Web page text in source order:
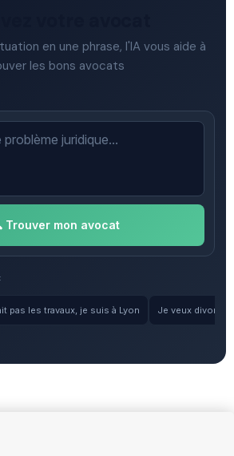
en une phrase, l'IA vous aide à
les bons avocats
Trouver mon avocat
pas les travaux, je suis à Lyon Je veux